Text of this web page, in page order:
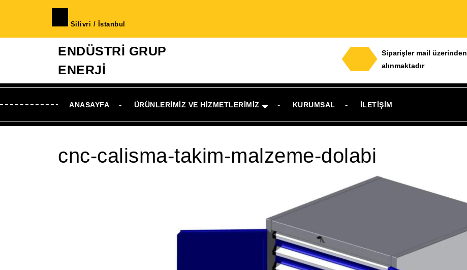
Silivri / İstanbul
ENDÜSTRİ GRUP
ENERJİ
Siparişler mail üzerinden
alınmaktadır
ANASAYFA ÜRÜNLERIMIZ VE HIZMETLERIMIZ KURUMSAL İLETIŞIM
cnc-calisma-takim-malzeme-dolabi